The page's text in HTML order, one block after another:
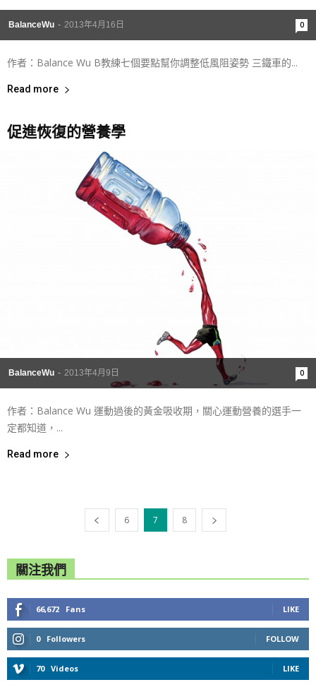
BalanceWu - 2013年4月16日 0
作者：Balance Wu B教練七個要點幫你調整低風阻姿勢 三鐵車的...
Read more
促進恢復的營養學
BalanceWu - 2013年4月9日 0
作者：Balance Wu 運動過後的黃金吸收期，關心運動營養的選手一
定都知道，...
Read more
6 7 8
關注我們
66,672 Fans LIKE
0 Followers FOLLOW
70 Videos LIKE